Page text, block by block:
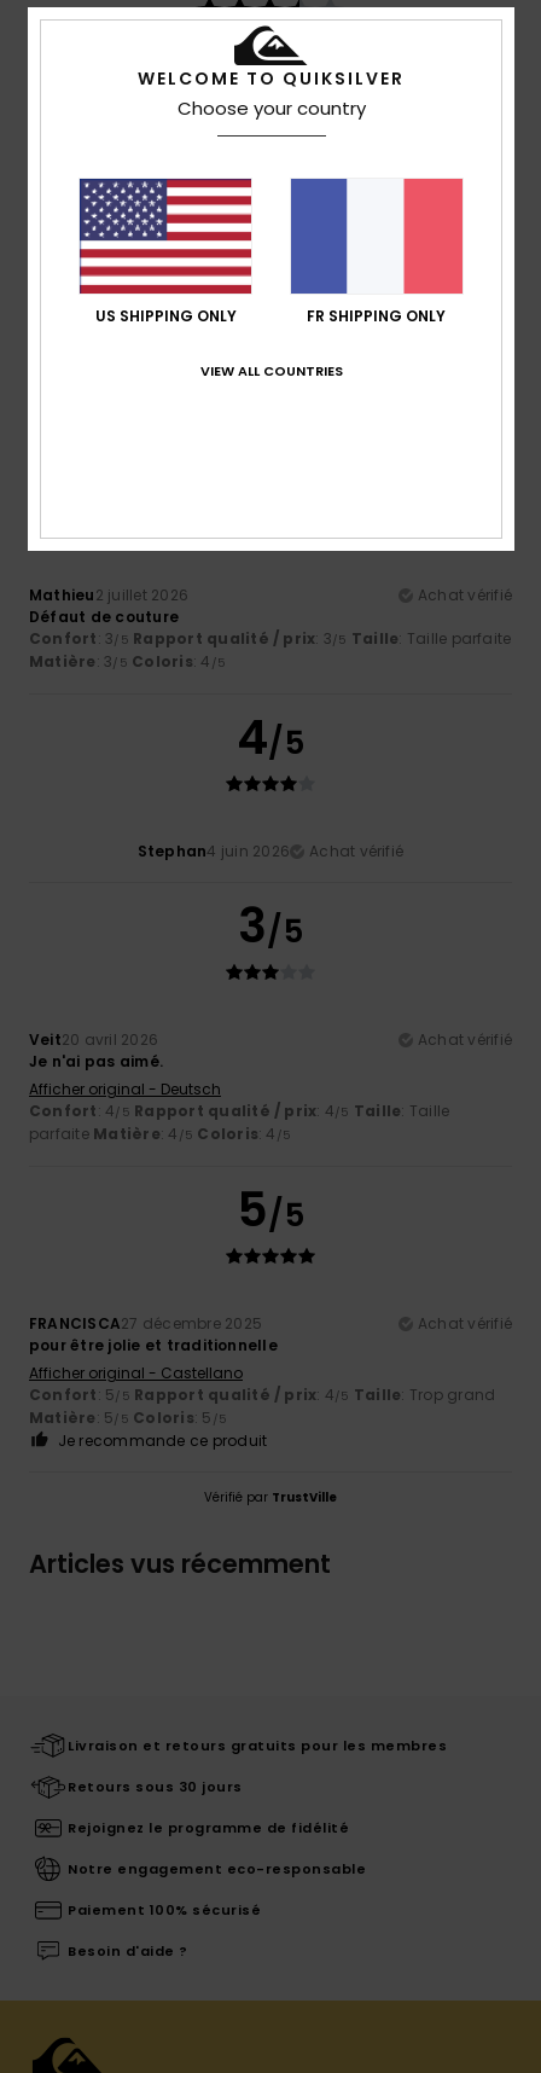
4 avis vérifiésdepuis décembre 2025
25% de nos clients recommandent ce produit
Taille
Trop petit Trop grand
Mathieu2 juillet 2026
Achat vérifié
Défaut de couture
Confort: 3/5 Rapport qualité / prix: 3/5 Taille: Taille parfaite
Matière: 3/5 Coloris: 4 /5
4/5
Stephan4 juin 2026 Achat vérifié
3/5
Veit20 avril 2026
Achat vérifié
Je n'ai pas aimé.
Afficher original - Deutsch
Confort: 4/5 Rapport qualité / prix: 4/5 Taille: Taille
parfaite Matière: 4 /5 Coloris: 4 /5
5/5
FRANCISCA27 décembre 2025
Achat vérifié
pour être jolie et traditionnelle
Afficher original - Castellano
Confort: 5/5 Rapport qualité / prix: 4/5 Taille: Trop grand
Matière: 5/5 Coloris: 5 /5
Je recommande ce produit
Vérifié par TrustVille
Articles vus récemment
Livraison et retours gratuits pour les membres
Retours sous 30 jours
Rejoignez le programme de fidélité
Notre engagement eco-responsable
Paiement 100% sécurisé
Besoin d'aide ?
WELCOME TO QUIKSILVER
Choose your country
US SHIPPING ONLY FR SHIPPING ONLY
VIEW ALL COUNTRIES